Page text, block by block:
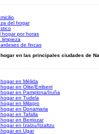
del hogar
hogar por horas
limpieza
de fincas
en las principales ciudades de
en Mélida
en Olite/Erriberri
en Pamplona/Iruña
en Tudela
en Milagro
en Donamaria
en Tafalla
en Berriozar
en Izalzu/Itzaltzu
en Ugar